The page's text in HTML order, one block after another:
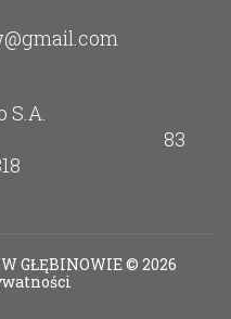
GŁĘBINOWIE© 2026